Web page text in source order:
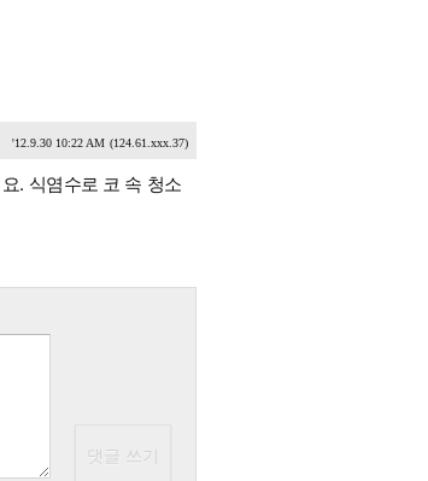
'12.9.30 10:22 AM (124.61.xxx.37)
. 식염수로 코 속 청소